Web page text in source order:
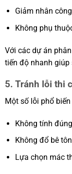
Giảm nhân công
Không phụ
Với các dự án
tiến độ nhanh
5. Tránh lỗi thi
Một số lỗi phổ
Không tính
Không đổ bê
Lựa chọn mác